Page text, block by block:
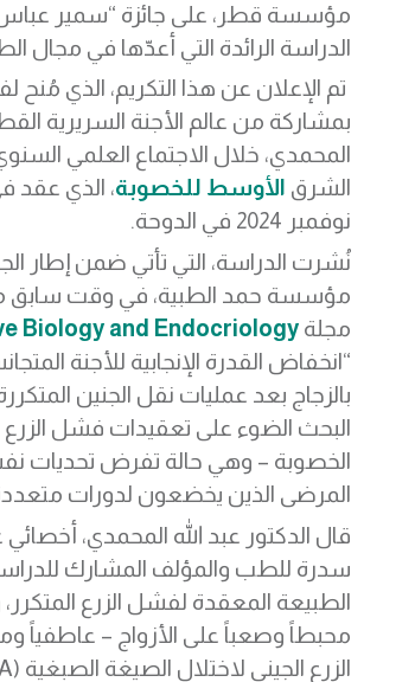
مؤسسة قطر، على جائزة “سمير
الدراسة الرائدة التي أعدّها في مجال
تم الإعلان عن هذا التكريم، الذي مُنح
بمشاركة من عالم الأجنة السريرية
المحمدي، خلال الاجتماع العلمي
الشرق الأوسط للخصوبة
نوفمبر 2024 في الدوحة.
نُشرت الدراسة، التي تأتي ضمن إطار
مؤسسة حمد الطبية، في وقت سابق
مجلة Biology and Endocriology
“انخفاض القدرة الإنجابية للأجنة
بالزجاج بعد عمليات نقل الجنين
البحث الضوء على تعقيدات فشل
الخصوبة – وهي حالة تفرض تحديات
المرضى الذين يخضعون لدورات
قال الدكتور عبد الله المحمدي،
سدرة للطب والمؤلف المشارك
الطبيعة المعقدة لفشل الزرع
محبطاً وصعباً على الأزواج – عاطفياً